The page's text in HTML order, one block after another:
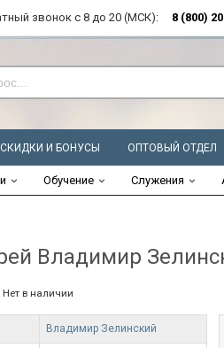
звонок с 8 до 20 (МСК): 8 (800)
СКИДКИ И БОНУСЫ ОПТОВЫЙ ОТДЕЛ
Обучение Служения
Владимир
Нет в наличии
Владимир Зелинский